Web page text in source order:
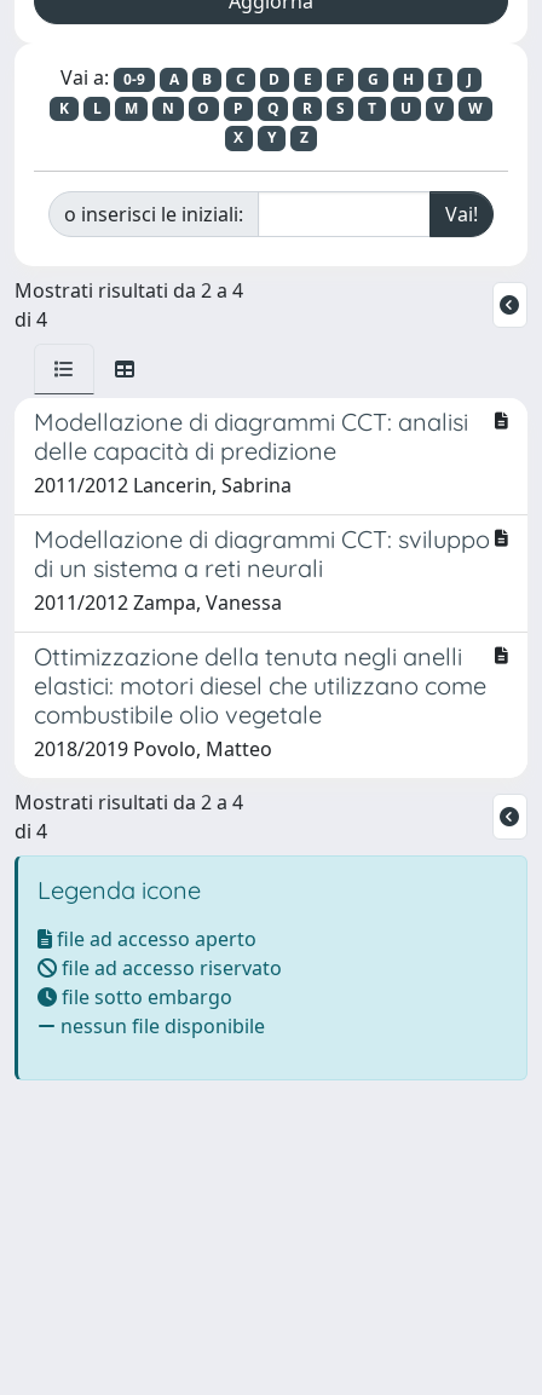
Vai a: 0-9 A B C D E F G H I
J
K
L M N O P Q R S T U V
W
X
Y Z
o inserisci le iniziali:
Mostrati risultati da 2 a 4
di 4
Modellazione di diagrammi CCT: analisi
delle capacità di predizione
2011/2012 Lancerin, Sabrina
Modellazione di diagrammi CCT: sviluppo
di un sistema a reti neurali
2011/2012 Zampa, Vanessa
Ottimizzazione della tenuta negli anelli
elastici: motori diesel che utilizzano come
combustibile olio vegetale
2018/2019 Povolo, Matteo
Mostrati risultati da 2 a 4
di 4
Legenda icone
file ad accesso aperto
file ad accesso riservato
file sotto embargo
nessun file disponibile